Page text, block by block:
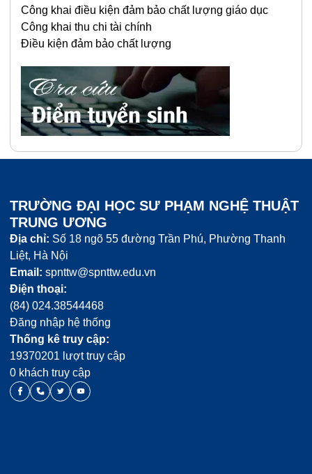
Công khai điều kiện đảm bảo chất lượng giáo dục
Công khai thu chi tài chính
Điều kiện đảm bảo chất lượng
TRƯỜNG ĐẠI HỌC SƯ PHẠM NGHỆ THUẬT
TRUNG ƯƠNG
Địa chỉ: Số 18 ngõ 55 đường Trần Phú, Phường Thanh
Liệt, Hà Nội
Email: spnttw@spnttw.edu.vn
Điện thoại:
(84) 024.38544468
Đăng nhập hệ thống
Thống kê truy cập:
19370201 lượt truy cập
0 khách truy cập